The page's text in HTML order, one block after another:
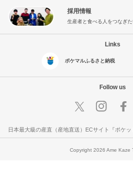
採用情報
生産者と食べる人をつなぎ
Links
ポケマルふるさと納税
Follow us
日本最大級の産直（産地直送）ECサイト『ポケッ
Copyright 2026 Ame Kaze